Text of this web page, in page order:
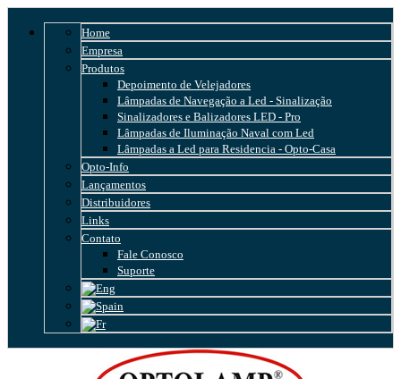
Home
Empresa
Produtos
Depoimento de Velejadores
Lâmpadas de Navegação a Led - Sinalização
Sinalizadores e Balizadores LED - Pro
Lâmpadas de Iluminação Naval com Led
Lâmpadas a Led para Residencia - Opto-Casa
Opto-Info
Lançamentos
Distribuidores
Links
Contato
Fale Conosco
Suporte